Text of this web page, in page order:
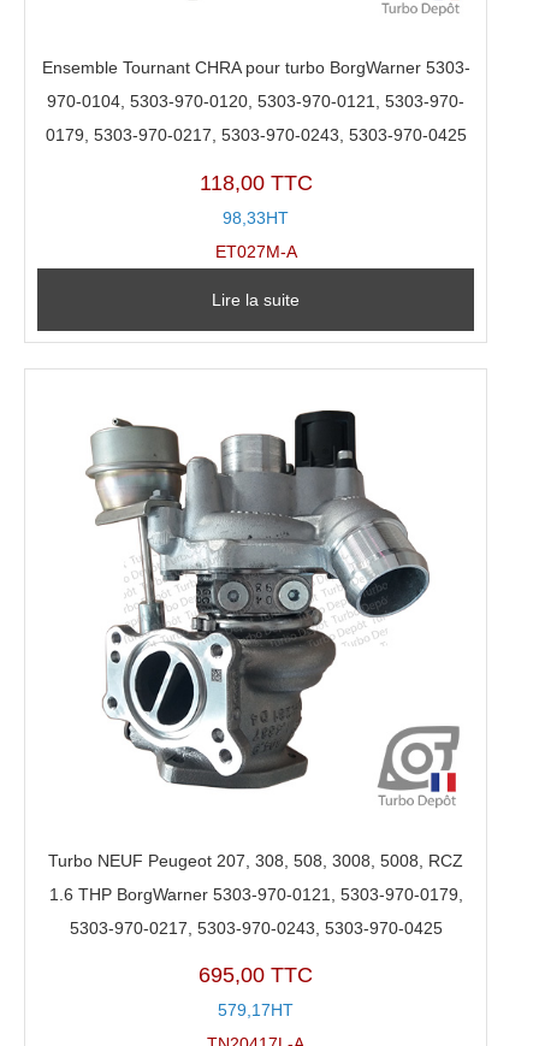
Ensemble Tournant CHRA pour turbo BorgWarner 5303-
970-0104, 5303-970-0120, 5303-970-0121, 5303-970-
0179, 5303-970-0217, 5303-970-0243, 5303-970-0425
118,00 TTC
98,33HT
ET027M-A
Lire la suite
Turbo NEUF Peugeot 207, 308, 508, 3008, 5008, RCZ
1.6 THP BorgWarner 5303-970-0121, 5303-970-0179,
5303-970-0217, 5303-970-0243, 5303-970-0425
695,00 TTC
579,17HT